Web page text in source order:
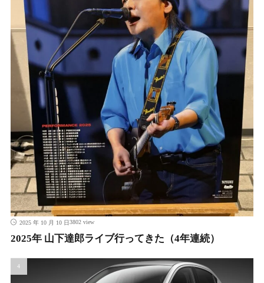
2025 年 10 月 10 日3802 view
2025年 山下達郎ライブ行ってきた（4年連続）